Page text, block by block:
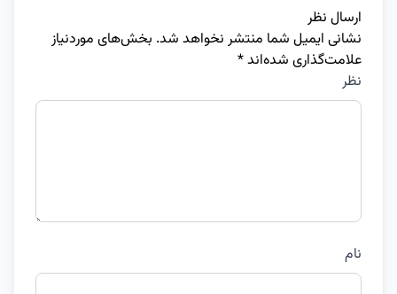
ارسال نظر
نشانی ایمیل شما منتشر نخواهد شد. بخش‌های موردنیاز
علامت‌گذاری شده‌اند*
نظر
نام